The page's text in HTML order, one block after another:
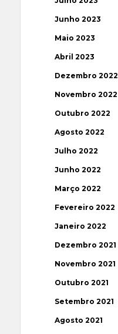
Junho 2023
Maio 2023
Abril 2023
Dezembro 2022
Novembro 2022
Outubro 2022
Agosto 2022
Julho 2022
Junho 2022
Março 2022
Fevereiro 2022
Janeiro 2022
Dezembro 2021
Novembro 2021
Outubro 2021
Setembro 2021
Agosto 2021